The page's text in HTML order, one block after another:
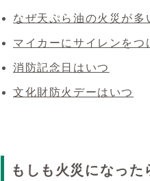
なぜ天ぷら油の火災が多
マイカーにサイレンをつ
消防記念日はいつ
文化財防火デーはいつ
もしも火災になった